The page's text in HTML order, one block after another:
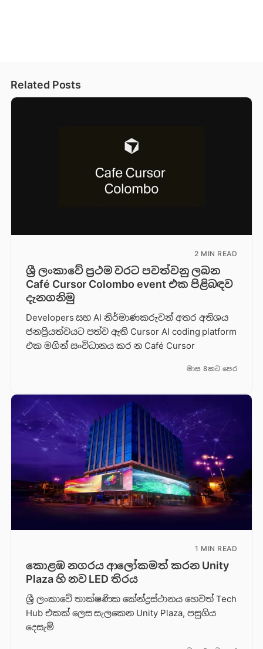
Related Posts
2 MIN READ
ශ්‍රී ලංකාවේ ප්‍රථම වරට පවත්වනු ලබන
Café Cursor Colombo event එක පිළිබඳව
දැනගනිමු
Developers සහ AI නිර්මාණකරුවන් අතර අතිශය
ජනප්‍රියත්වයට පත්ව ඇති Cursor AI coding platform
එක මගින් සංවිධානය කර න Café Cursor
මාස 8කට පෙර
1 MIN READ
කොළඹ නගරය ආලෝකමත් කරන Unity
Plaza හි නව LED තිරය
ශ්‍රී ලංකාවේ තාක්ෂණික කේන්ද්‍රස්ථානය හෙවත් Tech
Hub එකක් ලෙස සැලකෙන Unity Plaza, පසුගිය
දෙසැම්